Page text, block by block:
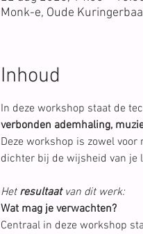
Monk-e, Oude
Inhoud
In deze workshop staat de
verbonden ademhaling,
Deze workshop is zowel
dichter bij de wijsheid van je
Het resultaat van dit werk:
Wat mag je verwachten?
Centraal in deze workshop